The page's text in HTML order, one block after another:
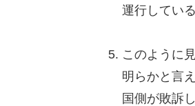
運行している
このように
明らかと言
国側が敗訴